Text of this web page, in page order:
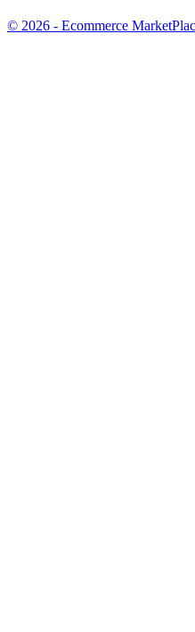
© 2026 - Ecommerce